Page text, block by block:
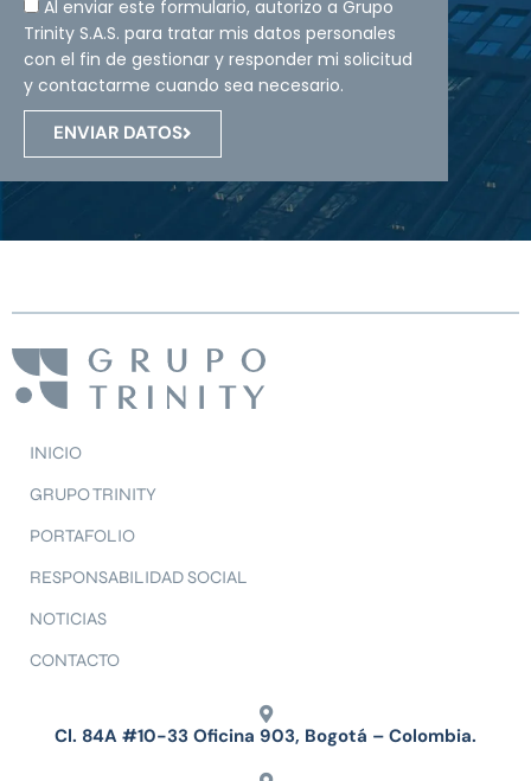
Al enviar este formulario, autorizo a Grupo
Trinity S.A.S. para tratar mis datos personales
con el fin de gestionar y responder mi solicitud
y contactarme cuando sea necesario.
ENVIAR DATOS
INICIO
GRUPO TRINITY
PORTAFOLIO
RESPONSABILIDAD SOCIAL
NOTICIAS
CONTACTO
Cl. 84A #10-33 Oficina 903, Bogotá – Colombia.